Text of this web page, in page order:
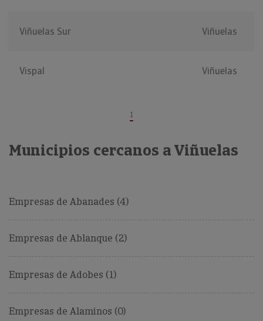
Viñuelas Sur Viñuelas
Vispal Viñuelas
1
Municipios cercanos a Viñuelas
Empresas de Abanades (4)
Empresas de Ablanque (2)
Empresas de Adobes (1)
Empresas de Alaminos (0)